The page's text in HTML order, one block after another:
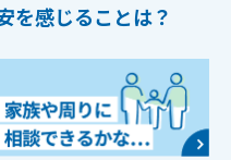
を感じることは？